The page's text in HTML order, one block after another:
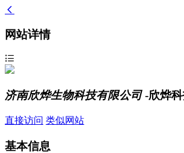
网站详情
济南欣烨生物科技有限公司-欣烨
直接访问 类似网站
基本信息